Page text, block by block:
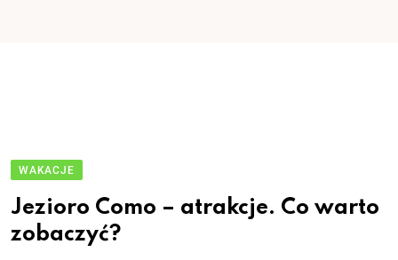
WAKACJE
Jezioro Como – atrakcje. Co warto
zobaczyć?